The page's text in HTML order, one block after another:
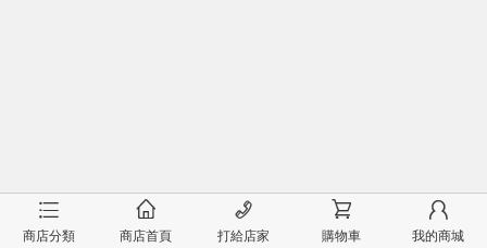
󰂦
商店分類
󰂠
商店首頁
󰄫
打給店家
󰂟
購物車
󰂢
我的商城